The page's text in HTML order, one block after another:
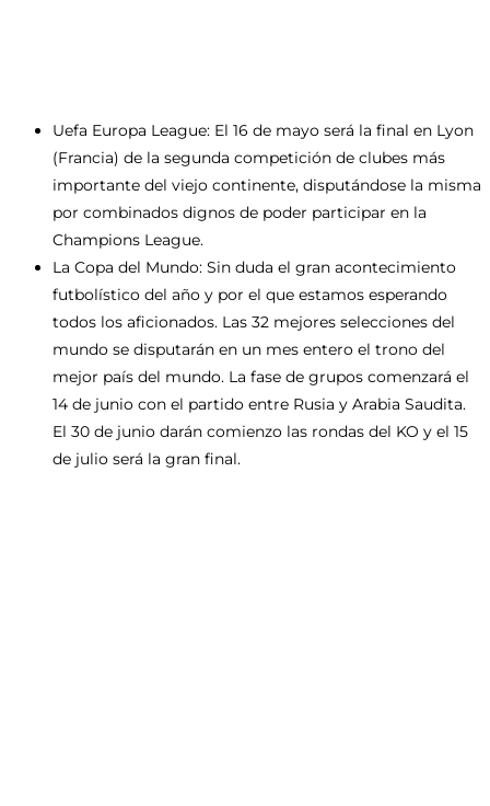
Uefa Europa League: El 16 de mayo será la final en Lyon
(Francia) de la segunda competición de clubes más
importante del viejo continente, disputándose la misma
por combinados dignos de poder participar en la
Champions League.
La Copa del Mundo: Sin duda el gran acontecimiento
futbolístico del año y por el que estamos esperando
todos los aficionados. Las 32 mejores selecciones del
mundo se disputarán en un mes entero el trono del
mejor país del mundo. La fase de grupos comenzará el
14 de junio con el partido entre Rusia y Arabia Saudita.
El 30 de junio darán comienzo las rondas del KO y el 15
de julio será la gran final.